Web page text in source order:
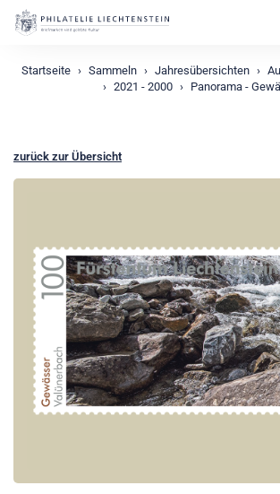
Startseite Sammeln Jahresübersichten
2021 - 2000
Panorama -
zurück zur Übersicht